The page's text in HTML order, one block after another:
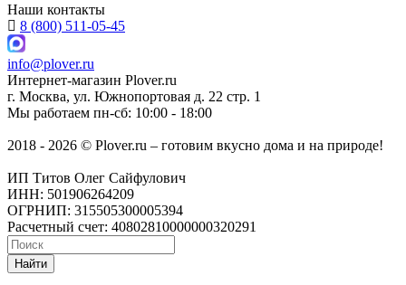
Наши контакты
8 (800) 511-05-45
info@plover.ru
Интернет-магазин Plover.ru
г. Москва, ул. Южнопортовая д. 22 стр. 1
Мы работаем пн-сб: 10:00 - 18:00
2018 - 2026 © Plover.ru – готовим вкусно дома и на природе!
ИП Титов Олег Сайфулович
ИНН: 501906264209
ОГРНИП: 315505300005394
Расчетный счет: 40802810000000320291
Найти